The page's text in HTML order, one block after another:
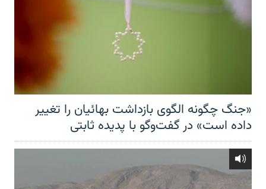
«جنگ چگونه الگوی بازداشت بهائیان را تغییر
داده است» در گفت‌وگو با پدیده ثابتی